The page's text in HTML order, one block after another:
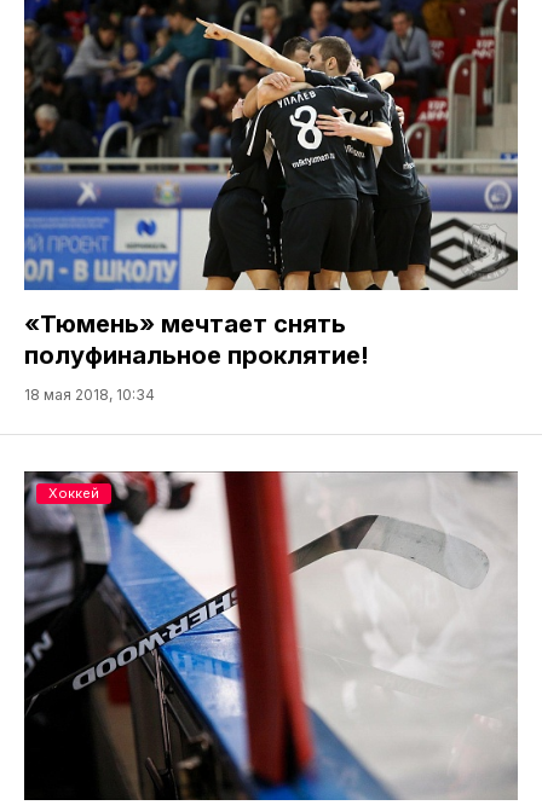
«Тюмень» мечтает снять
полуфинальное проклятие!
18 мая 2018, 10:34
Хоккей